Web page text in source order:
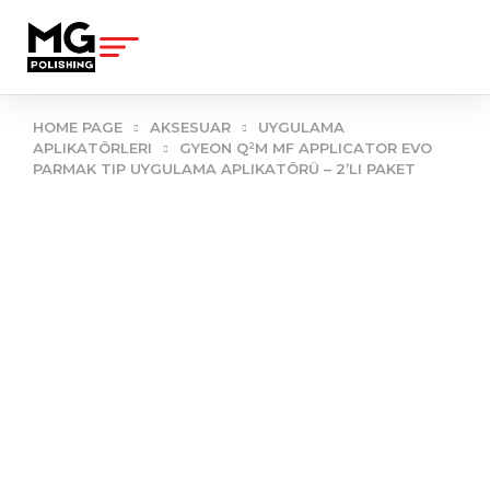
HOME PAGE AKSESUAR
UYGULAMA
APLIKATÖRLERI
GYEON Q²M MF APPLICATOR EVO
PARMAK TIP UYGULAMA APLIKATÖRÜ – 2’LI PAKET